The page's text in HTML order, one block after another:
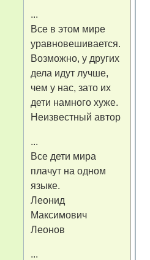
...
Все в этом мире
уравновешивается.
Возможно, у других
дела идут лучше,
чем у нас, зато их
дети намного хуже.
Неизвестный автор
...
Все дети мира
плачут на одном
языке.
Леонид
Максимович
Леонов
...